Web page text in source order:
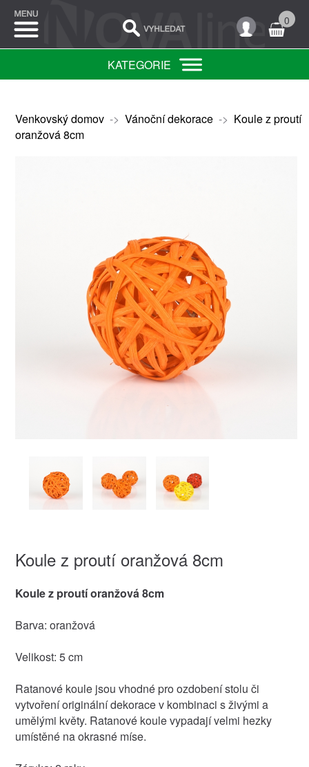
0
KATEGORIE
Venkovský domov-> Vánoční dekorace-> Koule z proutí
oranžová 8cm
Koule z proutí oranžová 8cm
Koule z proutí oranžová 8cm
Barva: oranžová
Velikost: 5 cm
Ratanové koule jsou vhodné pro ozdobení stolu či
vytvoření originální dekorace v kombinaci s živými a
umělými květy. Ratanové koule vypadají velmi hezky
umístěné na okrasné míse.